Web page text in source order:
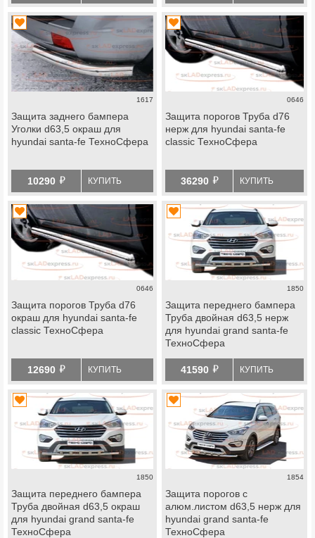
1617
Защита заднего бампера
Уголки d63,5 окраш для
hyundai santa-fe ТехноСфера
10290 й КУПИТЬ
0646
Защита порогов Труба d76
нерж для hyundai santa-fe
classic ТехноСфера
36290 й КУПИТЬ
0646
Защита порогов Труба d76
окраш для hyundai santa-fe
classic ТехноСфера
12690 й КУПИТЬ
1850
Защита переднего бампера
Труба двойная d63,5 нерж
для hyundai grand santa-fe
ТехноСфера
41590 й КУПИТЬ
1850
Защита переднего бампера
Труба двойная d63,5 окраш
для hyundai grand santa-fe
ТехноСфера
1854
Защита порогов с
алюм.листом d63,5 нерж для
hyundai grand santa-fe
ТехноСфера